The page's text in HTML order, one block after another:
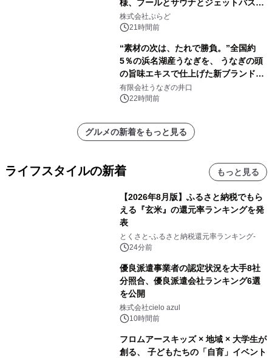
様、プールとサウナとジェットバス付
きで Villa Mon Temps AWAJIの連泊
素泊りプラン
株式会社ぷらど
21時間前
“素材の次は、たれで勝負。”全国約
5％の浜名湖産うなぎを、 うなぎの頭
の旨味エキスで仕上げた新ブランド
「井口の誉」誕生
有限会社うなぎの井口
22時間前
グルメの新着をもっと見る
ライフスタイルの新着 もっと見る
【2026年8月版】ふるさと納税でもら
える『玄米』の還元率ランキングを発
表
とくさと-ふるさと納税還元率ランキング-
24分前
優良派遣事業者の認定状況を大手8社
分照合、優良派遣会社ランキング6選
を公開
株式会社cielo azul
10時間前
フロムアースキッズ × 地域 × 大学生が
創る、 子どもたちの「自育」イベント